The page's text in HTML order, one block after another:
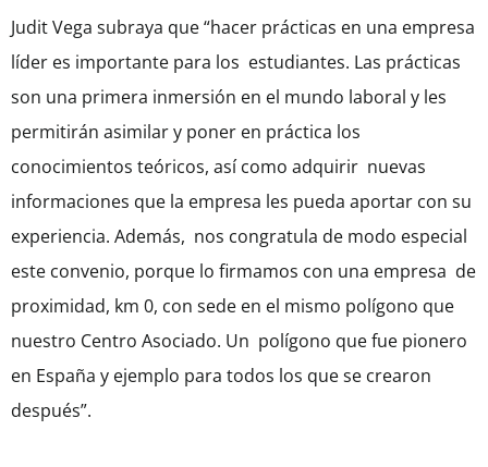
Judit Vega subraya que “hacer prácticas en una empresa
líder es importante para los estudiantes. Las prácticas
son una primera inmersión en el mundo laboral y les
permitirán asimilar y poner en práctica los
conocimientos teóricos, así como adquirir nuevas
informaciones que la empresa les pueda aportar con su
experiencia. Además, nos congratula de modo especial
este convenio, porque lo firmamos con una empresa de
proximidad, km 0, con sede en el mismo polígono que
nuestro Centro Asociado. Un polígono que fue pionero
en España y ejemplo para todos los que se crearon
después”.